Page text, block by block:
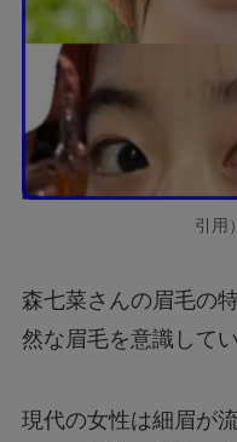
引用
森七菜さんの眉毛の
然な眉毛を意識して
現代の女性は細眉が